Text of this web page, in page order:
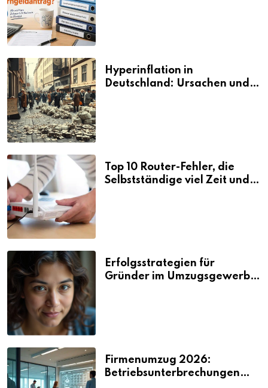
Hyperinflation in
Deutschland: Ursachen und
Top 10 Router-Fehler, die
Selbstständige viel Zeit und
Erfolgsstrategien für
Gründer im Umzugsgewerbe
Firmenumzug 2026:
Betriebsunterbrechungen